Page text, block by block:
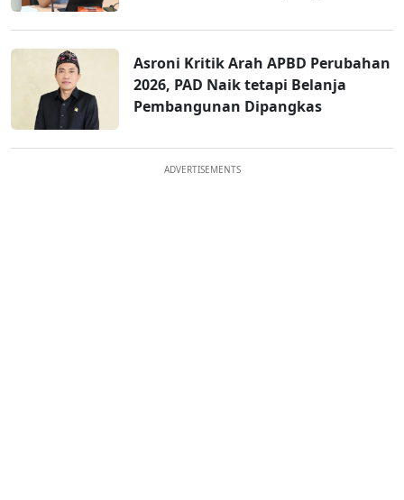
Asroni Kritik Arah APBD Perubahan
2026, PAD Naik tetapi Belanja
Pembangunan Dipangkas
ADVERTISEMENTS